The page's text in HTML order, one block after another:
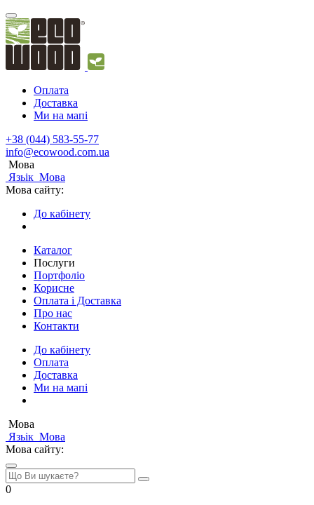
Оплата
Доставка
Ми на мапі
+38 (044) 583-55-77
info@ecowood.com.ua
Мова
Язьік Мова
Мова сайту:
До кабінету
Каталог
Послуги
Портфоліо
Корисне
Оплата і Доставка
Про нас
Контакти
До кабінету
Оплата
Доставка
Ми на мапі
Мова
Язьік Мова
Мова сайту:
0